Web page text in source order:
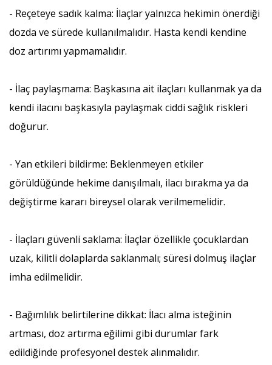
- Reçeteye sadık kalma: İlaçlar yalnızca hekimin önerdiği
dozda ve sürede kullanılmalıdır. Hasta kendi kendine
doz artırımı yapmamalıdır.
- İlaç paylaşmama: Başkasına ait ilaçları kullanmak ya da
kendi ilacını başkasıyla paylaşmak ciddi sağlık riskleri
doğurur.
- Yan etkileri bildirme: Beklenmeyen etkiler
görüldüğünde hekime danışılmalı, ilacı bırakma ya da
değiştirme kararı bireysel olarak verilmemelidir.
- İlaçları güvenli saklama: İlaçlar özellikle çocuklardan
uzak, kilitli dolaplarda saklanmalı; süresi dolmuş ilaçlar
imha edilmelidir.
- Bağımlılık belirtilerine dikkat: İlacı alma isteğinin
artması, doz artırma eğilimi gibi durumlar fark
edildiğinde profesyonel destek alınmalıdır.